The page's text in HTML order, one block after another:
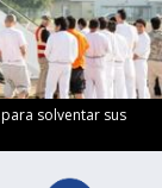
solventar sus